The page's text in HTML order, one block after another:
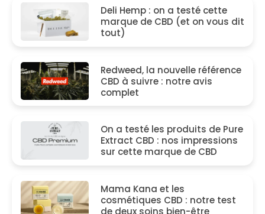
Deli Hemp : on a testé cette
marque de CBD (et on vous dit
tout)
Redweed, la nouvelle référence
CBD à suivre : notre avis
complet
On a testé les produits de Pure
Extract CBD : nos impressions
sur cette marque de CBD
Mama Kana et les
cosmétiques CBD : notre test
de deux soins bien-être